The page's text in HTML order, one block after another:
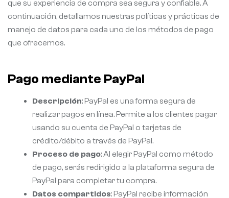
que su experiencia de compra sea segura y confiable. A
continuación, detallamos nuestras políticas y prácticas de
manejo de datos para cada uno de los métodos de pago
que ofrecemos.
Pago mediante PayPal
Descripción: PayPal es una forma segura de
realizar pagos en línea. Permite a los clientes pagar
usando su cuenta de PayPal o tarjetas de
crédito/débito a través de PayPal.
Proceso de pago: Al elegir PayPal como método
de pago, serás redirigido a la plataforma segura de
PayPal para completar tu compra.
Datos compartidos: PayPal recibe información